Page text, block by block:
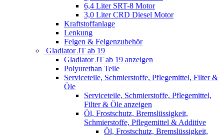
6,4 Liter SRT-8 Motor
3,0 Liter CRD Diesel Motor
Kraftstoffanlage
Lenkung
Felgen & Felgenzubehör
Gladiator JT ab 19
Gladiator JT ab 19 anzeigen
Polyurethan Teile
Serviceteile, Schmierstoffe, Pflegemittel, Filter &
Öle
Serviceteile, Schmierstoffe, Pflegemittel,
Filter & Öle anzeigen
Öl, Frostschutz, Bremslüssigkeit,
Schmierstoffe, Pflegemittel & Additive
Öl, Frostschutz, Bremslüssigkeit,